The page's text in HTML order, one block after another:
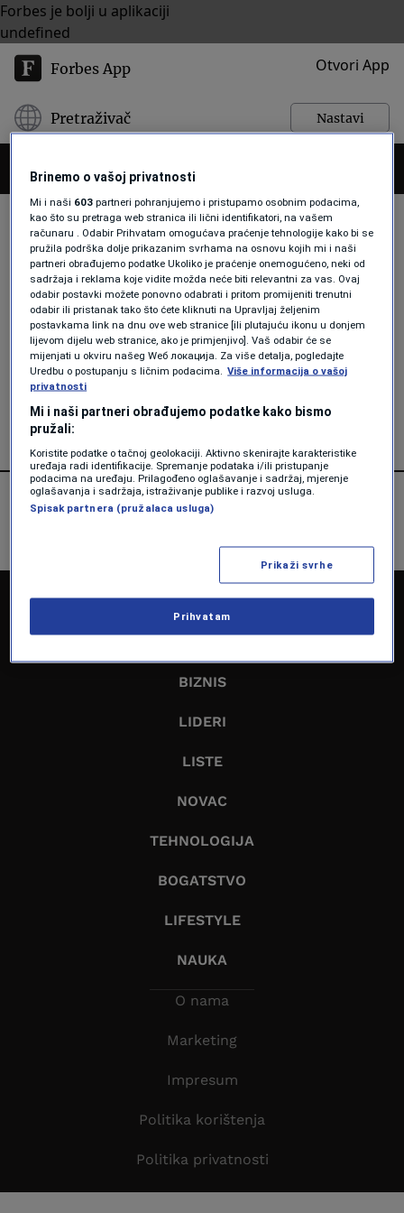
Forbes je bolji u aplikaciji
undefined
Forbes App Otvori App
Pretraživač Nastavi
UTAJA POREZA
BOGATSTVO
Shakira se nagodila u posljednjem
trenutku kako bi izbjegla suđenje i
zatvor u Španiji
NASLOVNA
BIZNIS
LIDERI
LISTE
NOVAC
TEHNOLOGIJA
BOGATSTVO
LIFESTYLE
NAUKA
O nama
Marketing
Impresum
Politika korištenja
Politika privatnosti
Brinemo o vašoj privatnosti
Mi i naši 603 partneri pohranjujemo i pristupamo osobnim podacima,
kao što su pretraga web stranica ili lični identifikatori, na vašem
računaru . Odabir Prihvatam omogućava praćenje tehnologije kako bi se
pružila podrška dolje prikazanim svrhama na osnovu kojih mi i naši
partneri obrađujemo podatke Ukoliko je praćenje onemogućeno, neki od
sadržaja i reklama koje vidite možda neće biti relevantni za vas. Ovaj
odabir postavki možete ponovno odabrati i pritom promijeniti trenutni
odabir ili pristanak tako što ćete kliknuti na Upravljaj željenim
postavkama link na dnu ove web stranice [ili plutajuću ikonu u donjem
lijevom dijelu web stranice, ako je primjenjivo]. Vaš odabir će se
mijenjati u okviru našeg Wеб локација. Za više detalja, pogledajte
Uredbu o postupanju s ličnim podacima.
Više informacija o vašoj
privatnosti
Mi i naši partneri obrađujemo podatke kako bismo
pružali:
Koristite podatke o tačnoj geolokaciji. Aktivno skenirajte karakteristike
uređaja radi identifikacije. Spremanje podataka i/ili pristupanje
podacima na uređaju. Prilagođeno oglašavanje i sadržaj, mjerenje
oglašavanja i sadržaja, istraživanje publike i razvoj usluga.
Spisak partnera (pružalaca usluga)
Prikaži svrhe
Prihvatam